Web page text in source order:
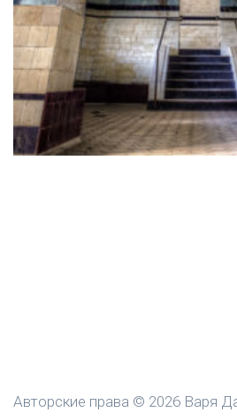
Авторские права © 2026 Варя